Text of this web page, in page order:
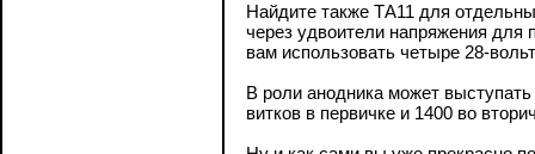
Найдите также ТА11 для
через удвоители напряжения для
вам использовать четыре 28-
В роли анодника может
витков в первичке и 1400 во